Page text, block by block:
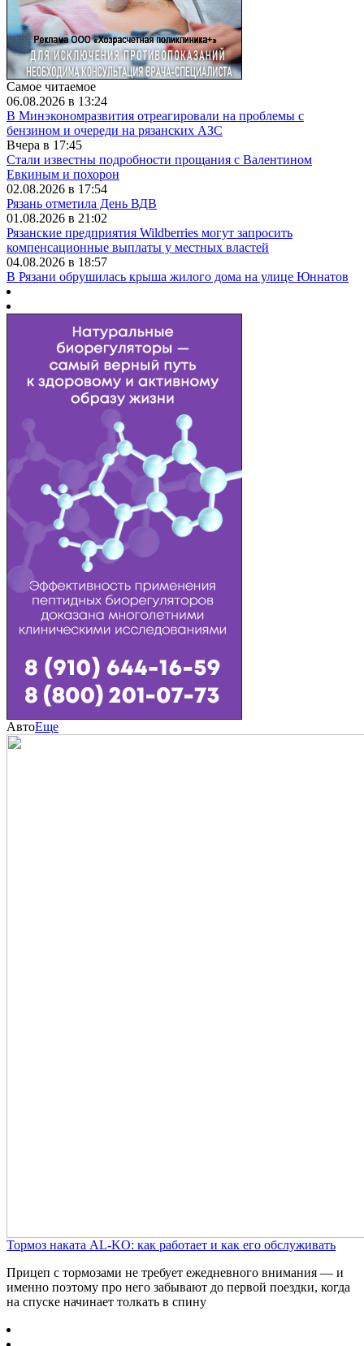
Самое читаемое
06.08.2026 в 13:24
В Минэкономразвития отреагировали на проблемы с
бензином и очереди на рязанских АЗС
Вчера в 17:45
Стали известны подробности прощания с Валентином
Евкиным и похорон
02.08.2026 в 17:54
Рязань отметила День ВДВ
01.08.2026 в 21:02
Рязанские предприятия Wildberries могут запросить
компенсационные выплаты у местных властей
04.08.2026 в 18:57
В Рязани обрушилась крыша жилого дома на улице Юннатов
АвтоЕще
Тормоз наката AL-KO: как работает и как его обслуживать
Прицеп с тормозами не требует ежедневного внимания — и
именно поэтому про него забывают до первой поездки, когда
на спуске начинает толкать в спину